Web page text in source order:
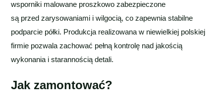
wsporniki malowane proszkowo zabezpieczone
są przed zarysowaniami i wilgocią, co zapewnia stabilne
podparcie półki. Produkcja realizowana w niewielkiej polskiej
firmie pozwala zachować pełną kontrolę nad jakością
wykonania i starannością detali.
Jak zamontować?